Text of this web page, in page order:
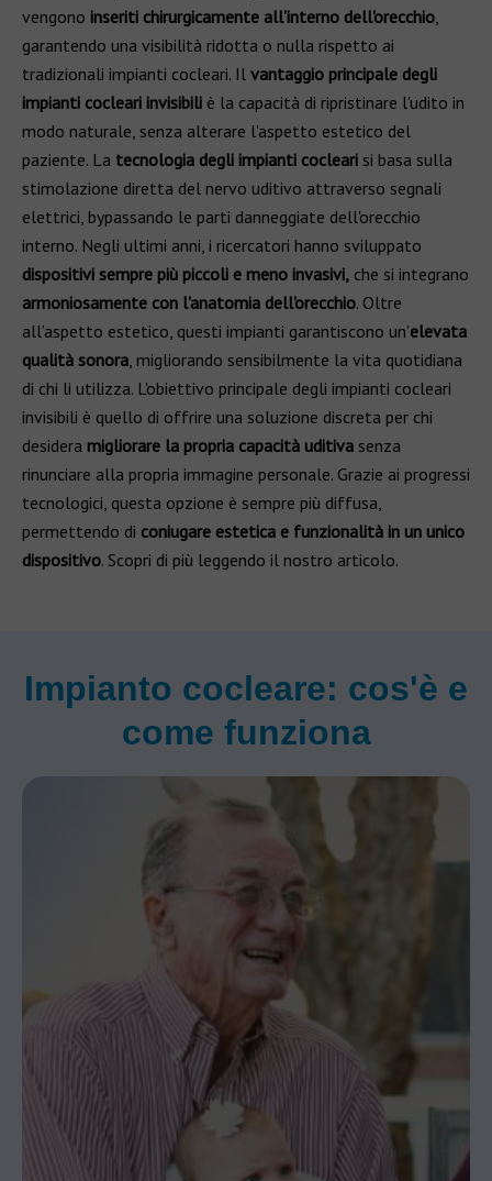
vengono inseriti chirurgicamente all'interno dell'orecchio,
garantendo una visibilità ridotta o nulla rispetto ai
tradizionali impianti cocleari. Il vantaggio principale degli
impianti cocleari invisibili è la capacità di ripristinare l'udito in
modo naturale, senza alterare l'aspetto estetico del
paziente. La tecnologia degli impianti cocleari si basa sulla
stimolazione diretta del nervo uditivo attraverso segnali
elettrici, bypassando le parti danneggiate dell'orecchio
interno. Negli ultimi anni, i ricercatori hanno sviluppato
dispositivi sempre più piccoli e meno invasivi, che si integrano
armoniosamente con l'anatomia dell'orecchio. Oltre
all’aspetto estetico, questi impianti garantiscono un'elevata
qualità sonora, migliorando sensibilmente la vita quotidiana
di chi li utilizza. L'obiettivo principale degli impianti cocleari
invisibili è quello di offrire una soluzione discreta per chi
desidera migliorare la propria capacità uditiva senza
rinunciare alla propria immagine personale. Grazie ai progressi
tecnologici, questa opzione è sempre più diffusa,
permettendo di coniugare estetica e funzionalità in un unico
dispositivo. Scopri di più leggendo il nostro articolo.
Impianto cocleare: cos'è e
come funziona